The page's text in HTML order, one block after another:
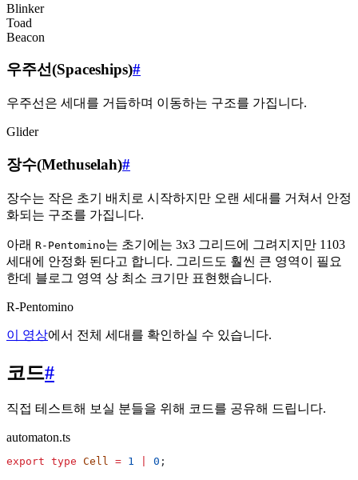
Blinker
Toad
Beacon
우주선(Spaceships)#
우주선은 세대를 거듭하며 이동하는 구조를 가집니다.
Glider
장수(Methuselah)#
장수는 작은 초기 배치로 시작하지만 오랜 세대를 거쳐서 안정
화되는 구조를 가집니다.
아래 R-Pentomino는 초기에는 3x3 그리드에 그려지지만 1103
세대에 안정화 된다고 합니다. 그리드도 훨씬 큰 영역이 필요
한데 블로그 영역 상 최소 크기만 표현했습니다.
R-Pentomino
이 영상에서 전체 세대를 확인하실 수 있습니다.
코드#
직접 테스트해 보실 분들을 위해 코드를 공유해 드립니다.
automaton.ts
export type Cell = 1 0 ;